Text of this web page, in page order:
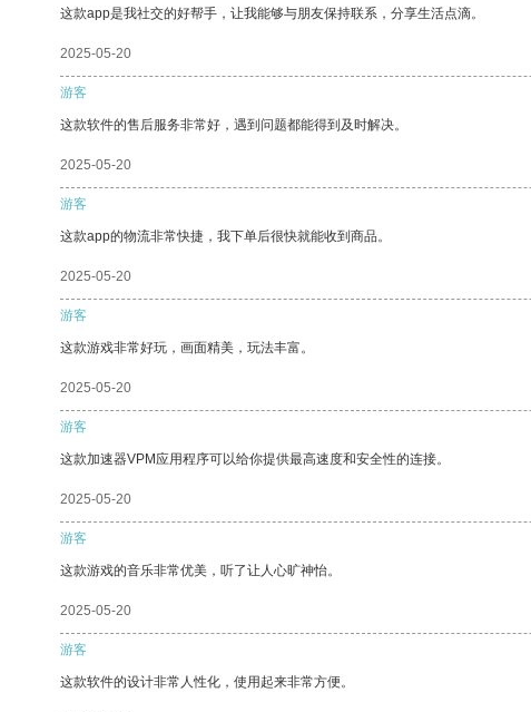
这款app是我社交的好帮手，让我能够与朋友保持联系，分享生活点滴。
2025-05-20
游客
这款软件的售后服务非常好，遇到问题都能得到及时解决。
2025-05-20
游客
这款app的物流非常快捷，我下单后很快就能收到商品。
2025-05-20
游客
这款游戏非常好玩，画面精美，玩法丰富。
2025-05-20
游客
这款加速器VPM应用程序可以给你提供最高速度和安全性的连接。
2025-05-20
游客
这款游戏的音乐非常优美，听了让人心旷神怡。
2025-05-20
游客
这款软件的设计非常人性化，使用起来非常方便。